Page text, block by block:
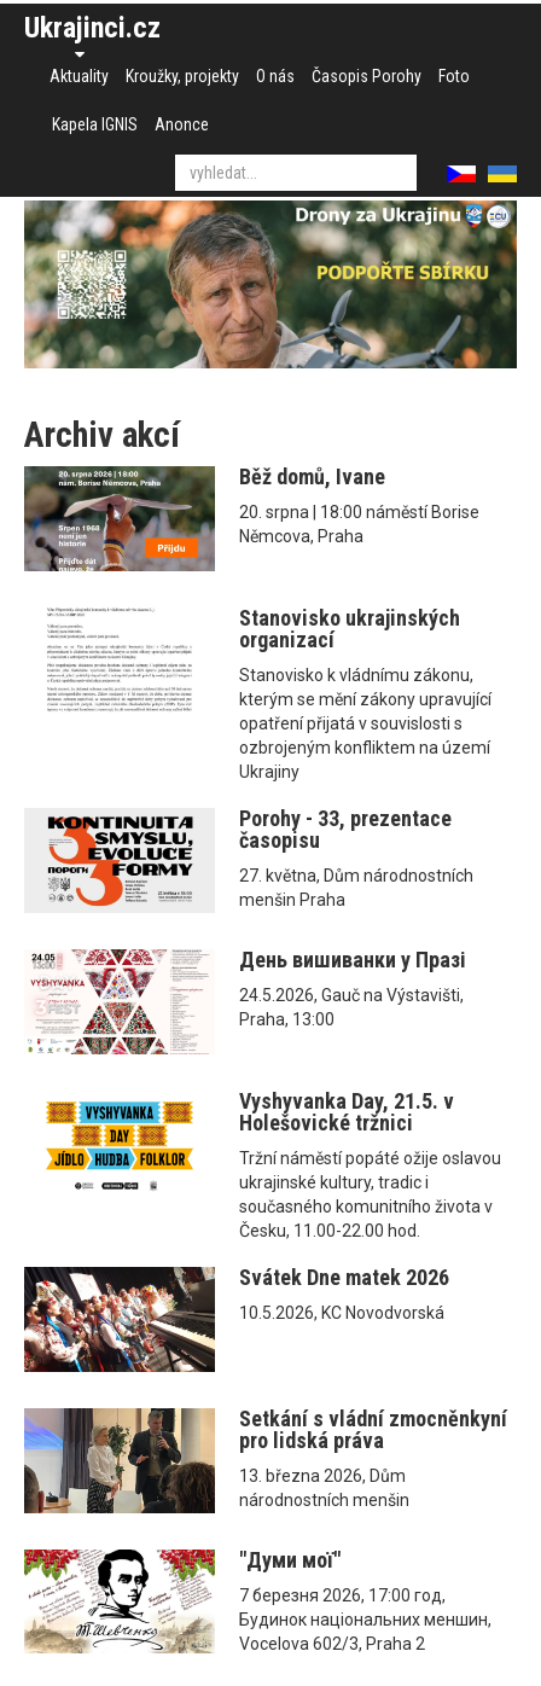
Ukrajinci.cz
Aktuality Kroužky, projekty O nás Časopis Porohy Foto
Kapela IGNIS Anonce
Archiv akcí
Běž domů, Ivane
20. srpna | 18:00 náměstí Borise
Němcova, Praha
Stanovisko ukrajinských
organizací
Stanovisko k vládnímu zákonu,
kterým se mění zákony upravující
opatření přijatá v souvislosti s
ozbrojeným konfliktem na území
Ukrajiny
Porohy - 33, prezentace
časopisu
27. května, Dům národnostních
menšin Praha
День вишиванки у Празі
24.5.2026, Gauč na Výstavišti,
Praha, 13:00
Vyshyvanka Day, 21.5. v
Holešovické tržnici
Tržní náměstí popáté ožije oslavou
ukrajinské kultury, tradic i
současného komunitního života v
Česku, 11.00-22.00 hod.
Svátek Dne matek 2026
10.5.2026, KC Novodvorská
Setkání s vládní zmocněnkyní
pro lidská práva
13. března 2026, Dům
národnostních menšin
"Думи мої"
7 березня 2026, 17:00 год,
Будинок національних меншин,
Vocelova 602/3, Praha 2